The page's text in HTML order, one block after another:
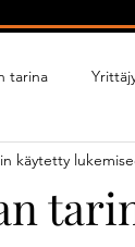
tarina
Yrittäjä
käytetty